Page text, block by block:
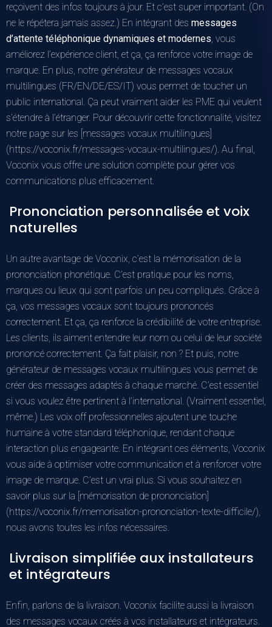
reçoivent des infos toujours à jour. Et c’est super important. (On
ne le répétera jamais assez.) En intégrant des messages
d’attente téléphonique dynamiques et modernes , vous
améliorez l’expérience client, et ça, ça renforce votre image de
marque. En plus, notre générateur de messages vocaux
multilingues (FR/EN/DE/ES/IT) vous permet de toucher un
public international. Ça peut vraiment aider les PME qui veulent
s’étendre à l’étranger. Pour découvrir cette fonctionnalité, visitez
notre page sur les [messages vocaux multilingues]
(https://voconix.fr/messages-vocaux-multilingues/). Au final,
Voconix vous offre une solution complète pour gérer vos
communications plus efficacement.
Prononciation personnalisée et voix
naturelles
Un autre avantage de Voconix, c’est la mémorisation de la
prononciation phonétique. C’est pratique pour les noms,
marques ou lieux qui sont parfois un peu compliqués. Grâce à
ça, vos messages vocaux sont toujours prononcés
correctement. Et ça, ça renforce la crédibilité de votre entreprise.
Les clients, ils aiment entendre leur nom ou celui de leur société
prononcé correctement. Ça fait plaisir, non ? Et puis, notre
générateur de messages vocaux multilingues vous permet de
créer des messages adaptés à chaque marché. C’est essentiel
si vous voulez être pertinent à l’international. (Vraiment essentiel,
même.) Les voix off professionnelles ajoutent une touche
humaine à votre standard téléphonique, rendant chaque
interaction plus engageante. En intégrant ces éléments, Voconix
vous aide à optimiser votre communication et à renforcer votre
image de marque. C’est un vrai plus. Si vous souhaitez en
savoir plus sur la [mémorisation de prononciation]
(https://voconix.fr/memorisation-prononciation-texte-difficile/),
nous avons toutes les infos nécessaires.
Livraison simplifiée aux installateurs
et intégrateurs
Enfin, parlons de la livraison. Voconix facilite aussi la livraison
des messages vocaux créés à vos installateurs et intégrateurs.